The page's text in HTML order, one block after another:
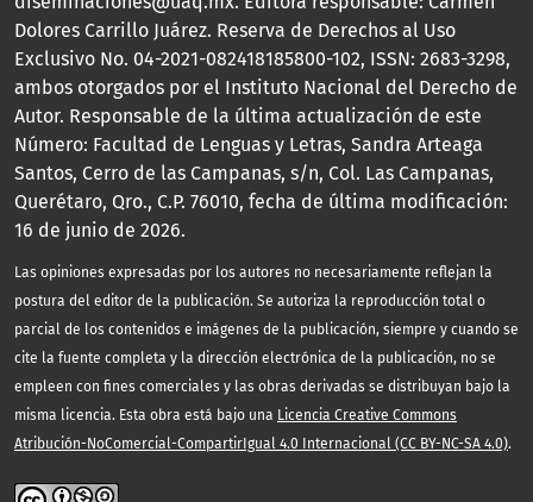
Dolores Carrillo Juárez. Reserva de Derechos al Uso
Exclusivo No. 04-2021-082418185800-102, ISSN: 2683-3298,
ambos otorgados por el Instituto Nacional del Derecho de
Autor. Responsable de la última actualización de este
Número: Facultad de Lenguas y Letras, Sandra Arteaga
Santos, Cerro de las Campanas, s/n, Col. Las Campanas,
Querétaro, Qro., C.P. 76010, fecha de última modificación:
16 de junio de 2026.
Las opiniones expresadas por los autores no necesariamente reflejan la
postura del editor de la publicación. Se autoriza la reproducción total o
parcial de los contenidos e imágenes de la publicación, siempre y cuando se
cite la fuente completa y la dirección electrónica de la publicación, no se
empleen con fines comerciales y las obras derivadas se distribuyan bajo la
misma licencia. Esta obra está bajo una Licencia Creative Commons
Atribución-NoComercial-CompartirIgual 4.0 Internacional (CC BY-NC-SA 4.0).